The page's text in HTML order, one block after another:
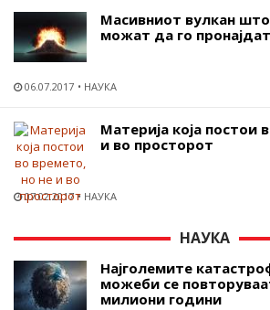
Масивниот вулкан
можат да го пронајдат
06.07.2017 НАУКА
Материја која постои
и во просторот
07.02.2017 НАУКА
НАУКА
Најголемите
можеби се
милиони години